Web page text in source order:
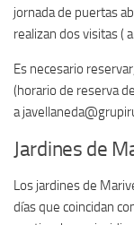
jornada de puertas
realizan dos visitas (
Es necesario
(horario de reserva
a
Jardines de
Los jardines de
días que coincidan